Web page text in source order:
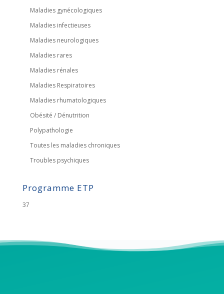
Maladies gynécologiques
Maladies infectieuses
Maladies neurologiques
Maladies rares
Maladies rénales
Maladies Respiratoires
Maladies rhumatologiques
Obésité / Dénutrition
Polypathologie
Toutes les maladies chroniques
Troubles psychiques
Programme ETP
37